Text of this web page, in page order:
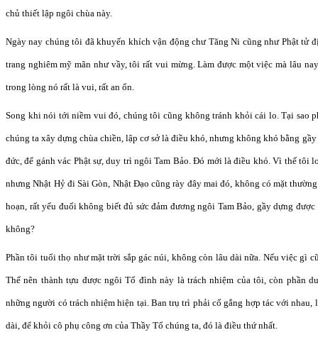
chủ thiết lập ngôi chùa này.
Ngày nay chúng tôi đã khuyến khích vận động chư Tăng Ni cũng như Phật tử
trang nghiêm mỹ mãn như vầy, tôi rất vui mừng. Làm được một việc mà lâu
trong lòng nó rất là vui, rất an ổn.
Song khi nói tới niềm vui đó, chúng tôi cũng không tránh khỏi cái lo. Tại sao
chúng ta xây dựng chùa chiền, lập cơ sở là điều khó, nhưng không khó bằng
đức, để gánh vác Phật sự, duy trì ngôi Tam Bảo. Đó mới là điều khó. Vì thế tôi
nhưng Nhật Hỷ đi Sài Gòn, Nhật Đạo cũng rày đây mai đó, không có mặt
hoạn, rất yếu đuối không biết đủ sức đảm đương ngôi Tam Bảo, gầy dựng
không?
Phần tôi tuổi thọ như mặt trời sắp gác núi, không còn lâu dài nữa. Nếu việc gì
Thế nên thành tựu được ngôi Tổ đình này là trách nhiệm của tôi, còn phần
những người có trách nhiệm hiện tại. Ban trụ trì phải cố gắng hợp tác với nhau,
dài, để khỏi cô phụ công ơn của Thầy Tổ chúng ta, đó là điều thứ nhất.